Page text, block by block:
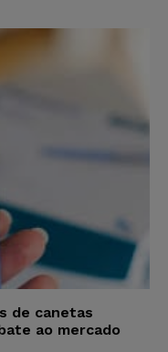
de canetas
ao mercado